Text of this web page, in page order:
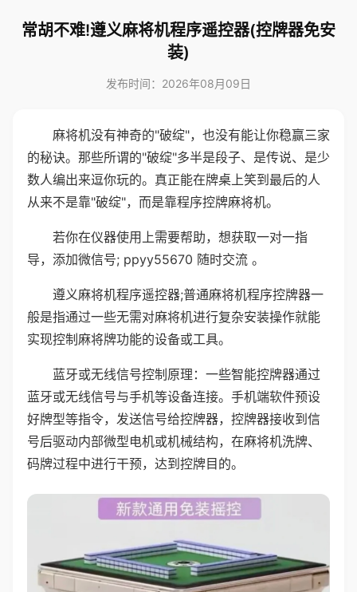
常胡不难!遵义麻将机程序遥控器(控牌器免安
装)
发布时间：2026年08月09日
麻将机没有神奇的"破绽"，也没有能让你稳赢三家
的秘诀。那些所谓的"破绽"多半是段子、是传说、是少
数人编出来逗你玩的。真正能在牌桌上笑到最后的人
从来不是靠"破绽"，而是靠程序控牌麻将机。
若你在仪器使用上需要帮助，想获取一对一指
导，添加微信号; ppyy55670 随时交流 。
遵义麻将机程序遥控器;普通麻将机程序控牌器一
般是指通过一些无需对麻将机进行复杂安装操作就能
实现控制麻将牌功能的设备或工具。
蓝牙或无线信号控制原理：一些智能控牌器通过
蓝牙或无线信号与手机等设备连接。手机端软件预设
好牌型等指令，发送信号给控牌器，控牌器接收到信
号后驱动内部微型电机或机械结构，在麻将机洗牌、
码牌过程中进行干预，达到控牌目的。